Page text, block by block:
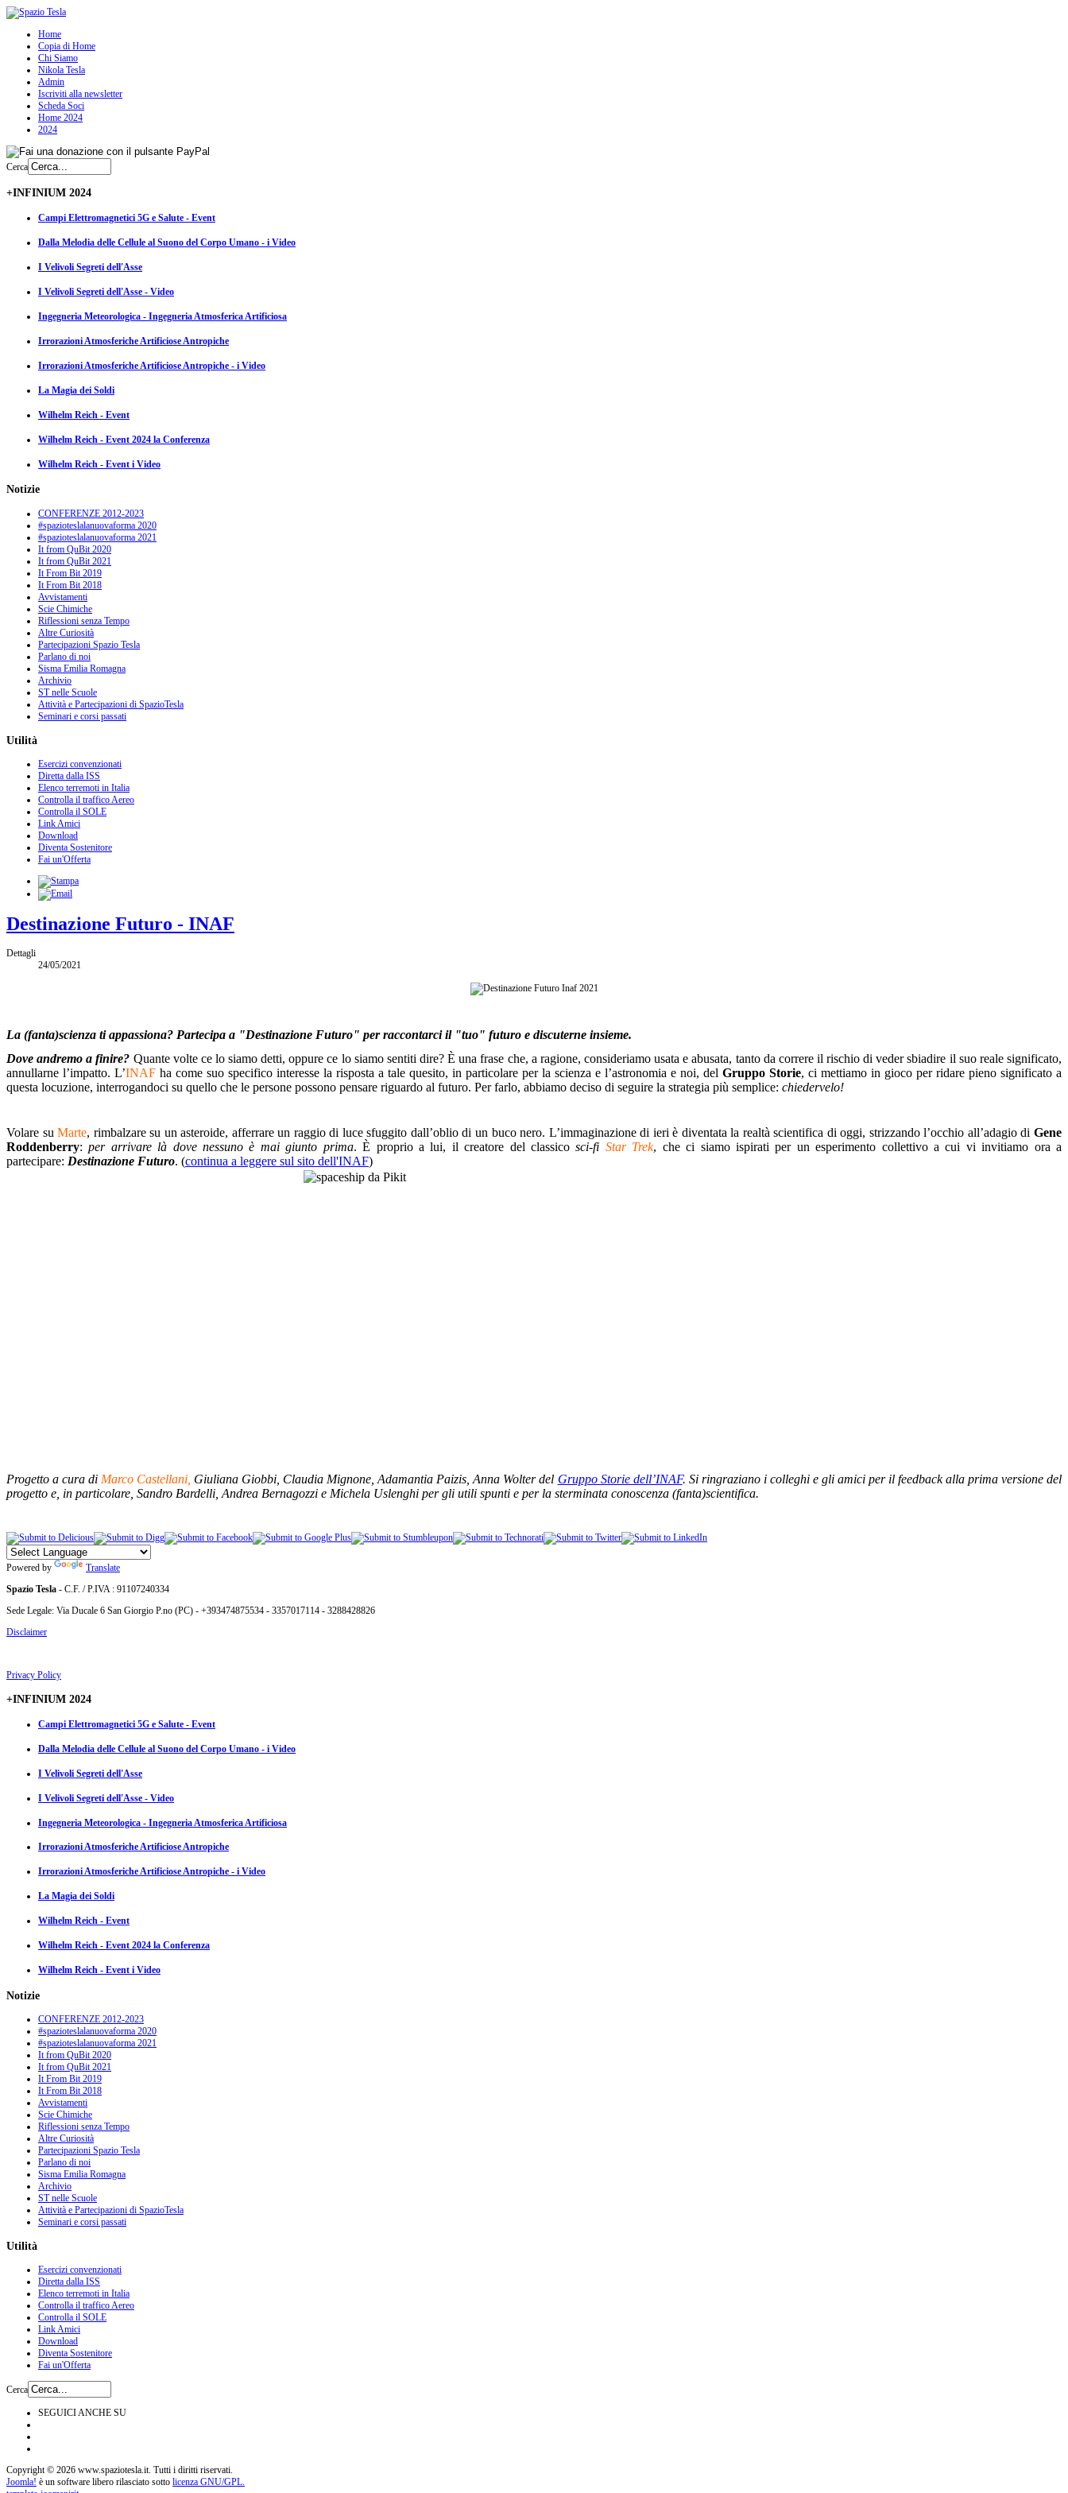
Home
Copia di Home
Chi Siamo
Nikola Tesla
Admin
Iscriviti alla newsletter
Scheda Soci
Home 2024
2024
Cerca
+INFINIUM 2024
Campi Elettromagnetici 5G e Salute - Event
Dalla Melodia delle Cellule al Suono del Corpo Umano - i Video
I Velivoli Segreti dell'Asse
I Velivoli Segreti dell'Asse - Video
Ingegneria Meteorologica - Ingegneria Atmosferica Artificiosa
Irrorazioni Atmosferiche Artificiose Antropiche
Irrorazioni Atmosferiche Artificiose Antropiche - i Video
La Magia dei Soldi
Wilhelm Reich - Event
Wilhelm Reich - Event 2024 la Conferenza
Wilhelm Reich - Event i Video
Notizie
CONFERENZE 2012-2023
#spazioteslalanuovaforma 2020
#spazioteslalanuovaforma 2021
It from QuBit 2020
It from QuBit 2021
It From Bit 2019
It From Bit 2018
Avvistamenti
Scie Chimiche
Riflessioni senza Tempo
Altre Curiosità
Partecipazioni Spazio Tesla
Parlano di noi
Sisma Emilia Romagna
Archivio
ST nelle Scuole
Attività e Partecipazioni di SpazioTesla
Seminari e corsi passati
Utilità
Esercizi convenzionati
Diretta dalla ISS
Elenco terremoti in Italia
Controlla il traffico Aereo
Controlla il SOLE
Link Amici
Download
Diventa Sostenitore
Fai un'Offerta
Destinazione Futuro - INAF
Dettagli
24/05/2021
La (fanta)scienza ti appassiona? Partecipa a "Destinazione Futuro" per raccontarci il "tuo" futuro e discuterne insieme.
Dove andremo a finire? Quante volte ce lo siamo detti, oppure ce lo siamo sentiti dire? È una frase che, a ragione, consideriamo usata e abusata, tanto da correre il rischio di veder sbiadire il suo reale significato,
annullarne l’impatto. L’INAF ha come suo specifico interesse la risposta a tale quesito, in particolare per la scienza e l’astronomia e noi, del Gruppo Storie, ci mettiamo in gioco per ridare pieno significato a
questa locuzione, interrogandoci su quello che le persone possono pensare riguardo al futuro. Per farlo, abbiamo deciso di seguire la strategia più semplice: chiedervelo!
Volare suMarte, rimbalzare su un asteroide, afferrare un raggio di luce sfuggito dall’oblio di un buco nero. L’immaginazione di ieri è diventata la realtà scientifica di oggi, strizzando l’occhio all’adagio di Gene
Roddenberry:per arrivare là dove nessuno è mai giunto prima. È proprio a lui, il creatore del classicosci-fi Star Trek, che ci siamo ispirati per un esperimento collettivo a cui vi invitiamo ora a
partecipare: Destinazione Futuro. (continua a leggere sul sito dell'INAF)
Progetto a cura di Marco Castellani, Giuliana Giobbi, Claudia Mignone, Adamantia Paizis, Anna Wolter del Gruppo Storie dell’INAF. Si ringraziano i colleghi e gli amici per il feedback alla prima versione del
progetto e, in particolare, Sandro Bardelli, Andrea Bernagozzi e Michela Uslenghi per gli utili spunti e per la sterminata conoscenza (fanta)scientifica.
Powered by
Translate
Spazio Tesla - C.F. / P.IVA : 91107240334
Sede Legale: Via Ducale 6 San Giorgio P.no (PC) - +393474875534 - 3357017114 - 3288428826
Disclaimer
Privacy Policy
+INFINIUM 2024
Campi Elettromagnetici 5G e Salute - Event
Dalla Melodia delle Cellule al Suono del Corpo Umano - i Video
I Velivoli Segreti dell'Asse
I Velivoli Segreti dell'Asse - Video
Ingegneria Meteorologica - Ingegneria Atmosferica Artificiosa
Irrorazioni Atmosferiche Artificiose Antropiche
Irrorazioni Atmosferiche Artificiose Antropiche - i Video
La Magia dei Soldi
Wilhelm Reich - Event
Wilhelm Reich - Event 2024 la Conferenza
Wilhelm Reich - Event i Video
Notizie
CONFERENZE 2012-2023
#spazioteslalanuovaforma 2020
#spazioteslalanuovaforma 2021
It from QuBit 2020
It from QuBit 2021
It From Bit 2019
It From Bit 2018
Avvistamenti
Scie Chimiche
Riflessioni senza Tempo
Altre Curiosità
Partecipazioni Spazio Tesla
Parlano di noi
Sisma Emilia Romagna
Archivio
ST nelle Scuole
Attività e Partecipazioni di SpazioTesla
Seminari e corsi passati
Utilità
Esercizi convenzionati
Diretta dalla ISS
Elenco terremoti in Italia
Controlla il traffico Aereo
Controlla il SOLE
Link Amici
Download
Diventa Sostenitore
Fai un'Offerta
Cerca
SEGUICI ANCHE SU
Copyright © 2026 www.spaziotesla.it. Tutti i diritti riservati.
Joomla! è un software libero rilasciato sotto licenza GNU/GPL.